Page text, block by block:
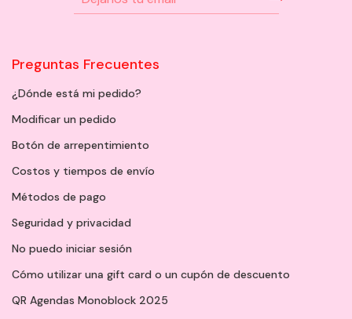
Preguntas Frecuentes
¿Dónde está mi pedido?
Modificar un pedido
Botón de arrepentimiento
Costos y tiempos de envío
Métodos de pago
Seguridad y privacidad
No puedo iniciar sesión
Cómo utilizar una gift card o un cupón de descuento
QR Agendas Monoblock 2025